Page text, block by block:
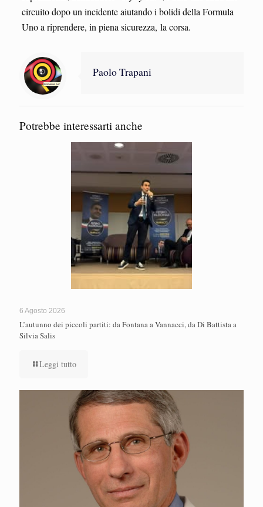
circuito dopo un incidente aiutando i bolidi della Formula
Uno a riprendere, in piena sicurezza, la corsa.
Paolo Trapani
Potrebbe interessarti anche
6 Agosto 2026
L’autunno dei piccoli partiti: da Fontana a Vannacci, da Di Battista a
Silvia Salis
Leggi tutto